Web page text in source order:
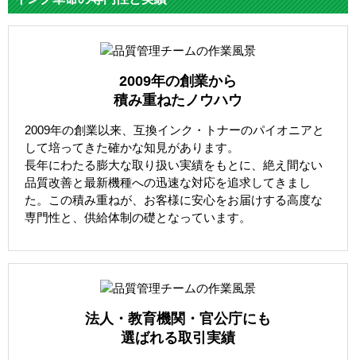
2009年の創業から
積み重ねたノウハウ
2009年の創業以来、互換インク・トナーのパイオニアと
して培ってきた確かな知見があります。
長年にわたる膨大な取り扱い実績をもとに、絶え間ない
品質改善と最新機種への迅速な対応を追求してきまし
た。この積み重ねが、お客様に安心をお届けする高度な
専門性と、供給体制の礎となっています。
法人・教育機関・官公庁にも
選ばれる取引実績